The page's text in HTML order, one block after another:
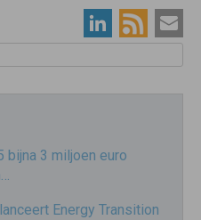
bijna 3 miljoen euro
Energy Transition